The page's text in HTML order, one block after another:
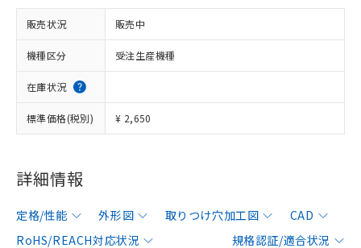
販売状況 販売中
機種区分 受注生産機種
在庫状況
標準価格(税別) ¥ 2,650
詳細情報
定格/性能 外形図 取りつけ穴加工図
CAD
RoHS/REACH対応状況
規格認証/適合状況